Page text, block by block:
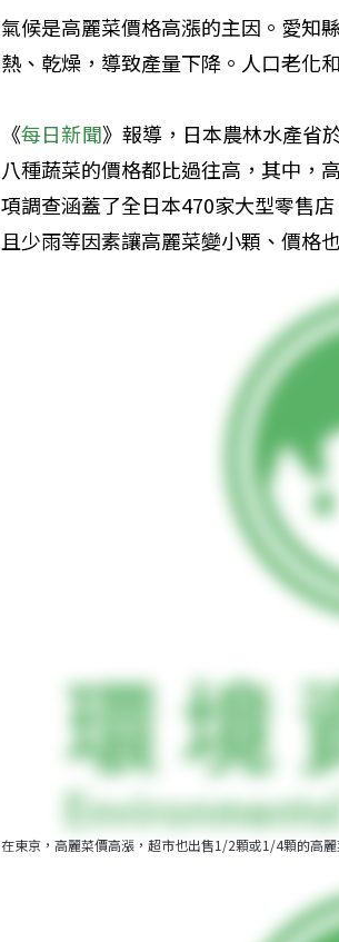
氣候是高麗菜價格高漲的主因。愛知
熱、乾燥，導致產量下降。人口老化
《每日新聞》報導，日本農林水產省
八種蔬菜的價格都比過往高，其中，
項調查涵蓋了全日本470家大型零售
且少雨等因素讓高麗菜變小顆、價格
在東京，高麗菜價高漲，超市也出售1/2顆或1/4顆的高